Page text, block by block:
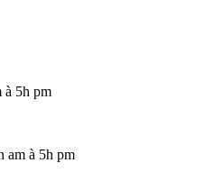
à 5h pm
am à 5h pm